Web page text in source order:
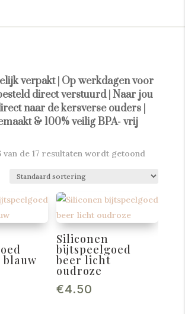
verpakt | Op werkdagen voor
direct verstuurd | Naar jou
naar de kersverse ouders |
& 100% veilig BPA- vrij
van de 17 resultaten wordt getoond
Siliconen
bijtspeelgoed
beer licht
oudroze
€4.50